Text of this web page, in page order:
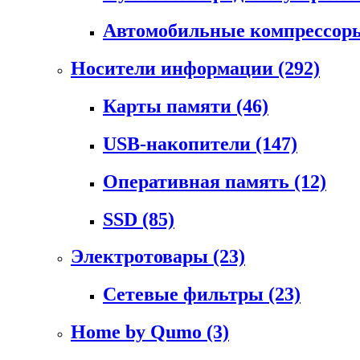
Автомобильные
Носители информации (292)
Карты памяти (46)
USB-накопители (147)
Оперативная память (12)
SSD (85)
Электротовары (23)
Сетевые фильтры (23)
Home by Qumo (3)